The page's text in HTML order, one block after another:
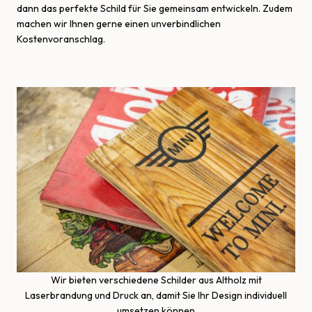
dann das perfekte Schild für Sie gemeinsam entwickeln. Zudem
machen wir Ihnen gerne einen unverbindlichen
Kostenvoranschlag.
Wir bieten verschiedene Schilder aus Altholz mit
Laserbrandung und Druck an, damit Sie Ihr Design individuell